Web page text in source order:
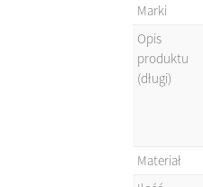
Marki
Opis
produktu
(długi)
Materiał